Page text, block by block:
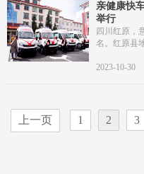
亲健康快
举行
四川红原，
名。红原县
数民族聚居
2023-10-30
上一页 1 2 3